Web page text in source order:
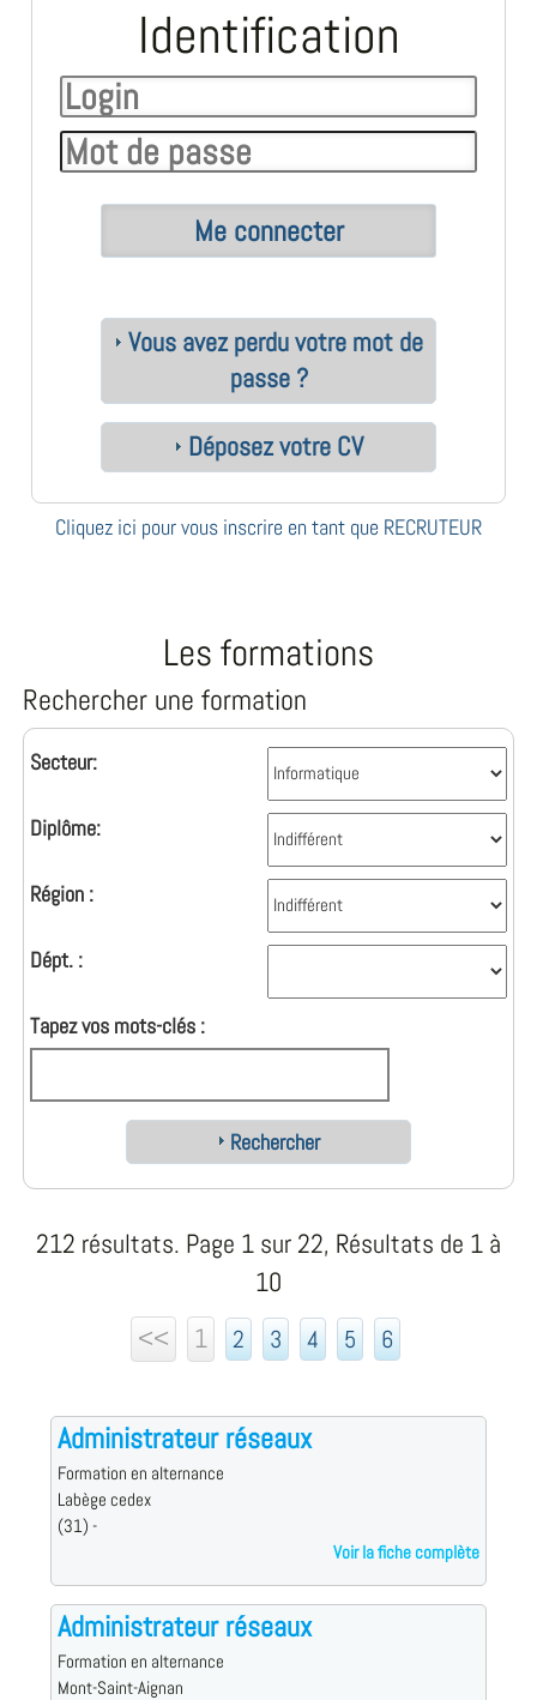
Identification
Vous avez perdu votre mot de
passe ?
Déposez votre CV
Cliquez ici pour vous inscrire en tant que RECRUTEUR
Les formations
Rechercher une formation
Secteur:
Diplôme:
Région :
Dépt. :
Tapez vos mots-clés :
Rechercher
212 résultats. Page 1 sur 22, Résultats de 1 à
10
<<
1 2 3 4 5 6
Administrateur réseaux
Formation en alternance
Labège cedex
(31) -
Voir la fiche complète
Administrateur réseaux
Formation en alternance
Mont-Saint-Aignan